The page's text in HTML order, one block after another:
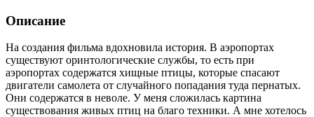
Описание
На создания фильма вдохновила история. В аэропортах
существуют оринтологические службы, то есть при
аэропортах содержатся хищные птицы, которые спасают
двигатели самолета от случайного попадания туда пернатых.
Они содержатся в неволе. У меня сложилась картина
существования живых птиц на благо техники. А мне хотелось